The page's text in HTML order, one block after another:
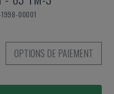
1998-00001
OPTIONS DE PAIEMENT